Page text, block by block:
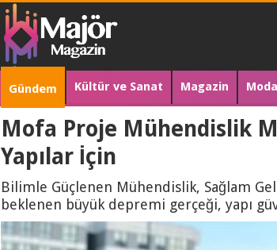
Gündem Kültür ve Sanat Magazin Moda
Mofa Proje Mühendislik
Yapılar İçin
Bilimle Güçlenen Mühendislik, Sağlam
beklenen büyük depremi gerçeği, yapı